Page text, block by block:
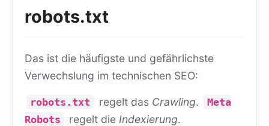
robots.txt
Das ist die häufigste und gefährlichste
Verwechslung im technischen SEO:
robots.txt regelt das Crawling.
Meta
Robots
regelt die Indexierung.